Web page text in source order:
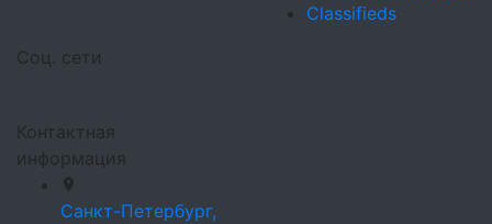
Classifieds
Соц. сети
Контактная
информация
Санкт-Петербург,